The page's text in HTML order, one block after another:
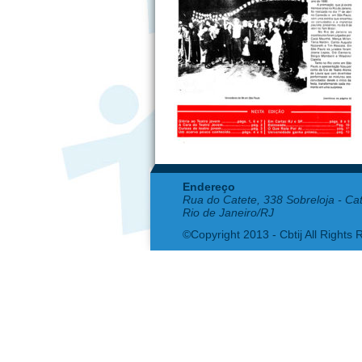
Endereço
Rua do Catete, 338 Sobreloja -
Rio de Janeiro/RJ
©Copyright 2013 - Cbtij All Rights